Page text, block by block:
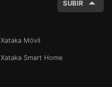
SUBIR
Xataka Móvil
Xataka Smart Home